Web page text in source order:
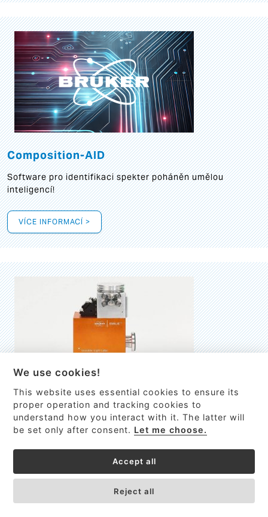
Composition-AID
Software pro identifikaci spekter poháněn umělou
inteligencí!
VÍCE INFORMACÍ >
EMILIE
První nano-elektro-mechanický (NEMS) FTIR analyzátor
We use cookies!
This website uses essential cookies to ensure its
proper operation and tracking cookies to
understand how you interact with it. The latter will
be set only after consent. Let me choose.
Accept all
Reject all